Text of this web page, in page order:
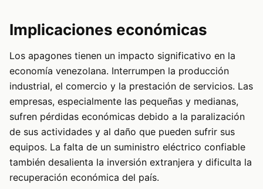
Implicaciones económicas
Los apagones tienen un impacto significativo en la
economía venezolana. Interrumpen la producción
industrial, el comercio y la prestación de servicios. Las
empresas, especialmente las pequeñas y medianas,
sufren pérdidas económicas debido a la paralización
de sus actividades y al daño que pueden sufrir sus
equipos. La falta de un suministro eléctrico confiable
también desalienta la inversión extranjera y dificulta la
recuperación económica del país.